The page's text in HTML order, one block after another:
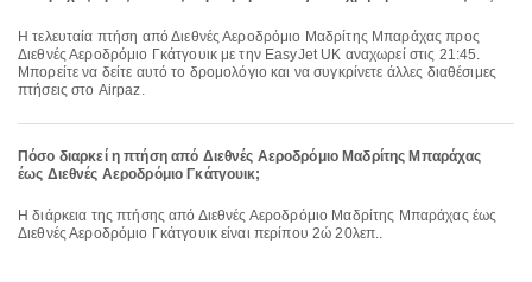
Η τελευταία πτήση από Διεθνές Αεροδρόμιο Μαδρίτης Μπαράχας προς
Διεθνές Αεροδρόμιο Γκάτγουικ με την EasyJet UK αναχωρεί στις 21:45.
Μπορείτε να δείτε αυτό το δρομολόγιο και να συγκρίνετε άλλες διαθέσιμες
πτήσεις στο Airpaz.
Πόσο διαρκεί η πτήση από Διεθνές Αεροδρόμιο Μαδρίτης Μπαράχας
έως Διεθνές Αεροδρόμιο Γκάτγουικ;
Η διάρκεια της πτήσης από Διεθνές Αεροδρόμιο Μαδρίτης Μπαράχας έως
Διεθνές Αεροδρόμιο Γκάτγουικ είναι περίπου 2ώ 20λεπ..